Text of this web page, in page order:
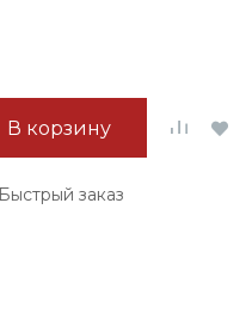
В корзину
Быстрый заказ